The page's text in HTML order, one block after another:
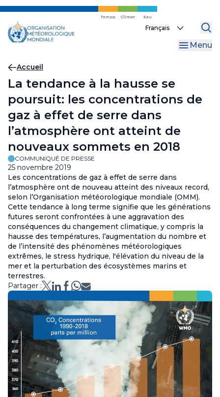
Skip
main
content
Temps Climat Eau
Select
Menu
Fil
d'Ariane
Accueil
La tendance à la hausse se
poursuit: les concentrations de
gaz à effet de serre dans
l’atmosphère ont atteint de
nouveaux sommets en 2018
COMMUNIQUÉ DE PRESSE
25 novembre 2019
Les concentrations de gaz à effet de serre dans
l’atmosphère ont de nouveau atteint des niveaux record,
selon l’Organisation météorologique mondiale (OMM).
Cette tendance à long terme signifie que les générations
futures seront confrontées à une aggravation des
conséquences du changement climatique, y compris la
hausse des températures, l’augmentation du nombre et
de l’intensité des phénomènes météorologiques
extrêmes, le stress hydrique, l'élévation du niveau de la
mer et la perturbation des écosystèmes marins et
terrestres.
Partager :